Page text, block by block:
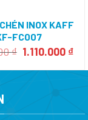
INOX KAFF
FC007
₫ Giá
là:
1.110.000 ₫Giá
tại